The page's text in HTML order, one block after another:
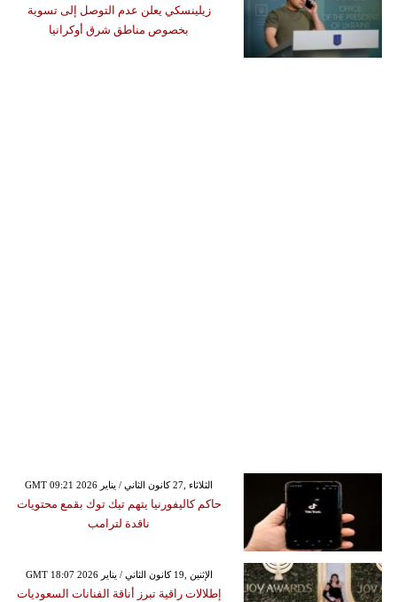
زيلينسكي يعلن عدم التوصل إلى تسوية
بخصوص مناطق شرق أوكرانيا
GMT 09:21 2026 الثلاثاء ,27 كانون الثاني / يناير
حاكم كاليفورنيا يتهم تيك توك بقمع محتويات
ناقدة لترامب
GMT 18:07 2026 الإثنين ,19 كانون الثاني / يناير
إطلالات راقية تبرز أناقة الفنانات السعوديات